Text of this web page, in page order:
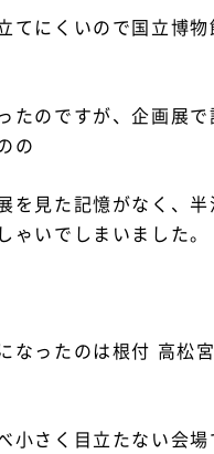
てにくいので国立博物
たのですが、企画展で
の
を見た記憶がなく、
ゃいでしまいました。
なったのは根付 高松
小さく目立たない会場